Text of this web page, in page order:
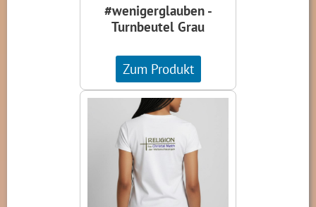
#wenigerglauben -
Turnbeutel Grau
Zum Produkt